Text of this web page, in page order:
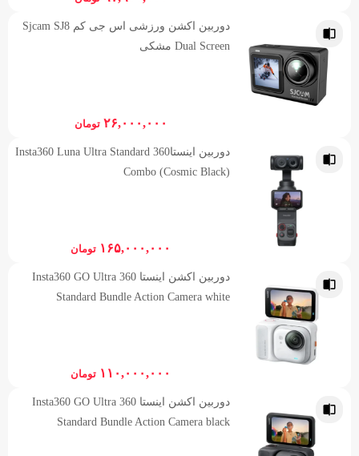
دوربین اکشن ورزشی اس جی کم Sjcam SJ8
Dual Screen مشکی
۲۶,۰۰۰,۰۰۰ تومان
دوربین اینستا360 Insta360 Luna Ultra Standard
Combo (Cosmic Black)
۱۶۵,۰۰۰,۰۰۰ تومان
دوربین اکشن اینستا 360 Insta360 GO Ultra
Standard Bundle Action Camera white
۱۱۰,۰۰۰,۰۰۰ تومان
دوربین اکشن اینستا 360 Insta360 GO Ultra
Standard Bundle Action Camera black